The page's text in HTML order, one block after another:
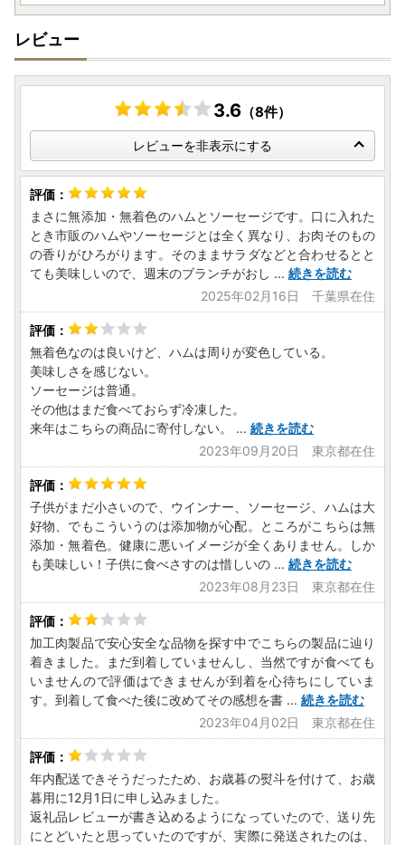
[返礼品に関するお問い合わせ]
TEL : 050-1732-8731
mail: shibetsu@furusato-supports.com
対応時間：平日9時00分～17時15分
[ワンストップ特例制度に関するお問い合わせ]
TE L:050-3108-9315
mail: h.shibetsu@do-furusato.jp
対応時間：平日9時00分～17時15分
レビュー
3.6（8件）
レビューを非表示にする
まさに無添加・無着色のハムとソーセージです。口に入れた
とき市販のハムやソーセージとは全く異なり、お肉そのもの
の香りがひろがります。そのままサラダなどと合わせるとと
ても美味しいので、週末のブランチがおし ... 続きを読む
2025年02月16日 千葉県在住
無着色なのは良いけど、ハムは周りが変色している。
美味しさを感じない。
ソーセージは普通。
その他はまだ食べておらず冷凍した。
来年はこちらの商品に寄付しない。
... 続きを読む
2023年09月20日 東京都在住
子供がまだ小さいので、ウインナー、ソーセージ、ハムは大
好物、でもこういうのは添加物が心配。ところがこちらは無
添加・無着色。健康に悪いイメージが全くありません。しか
も美味しい！子供に食べさすのは惜しいの ... 続きを読む
2023年08月23日 東京都在住
加工肉製品で安心安全な品物を探す中でこちらの製品に辿り
着きました。まだ到着していませんし、当然ですが食べても
いませんので評価はできませんが到着を心待ちにしていま
す。到着して食べた後に改めてその感想を書 ... 続きを読む
2023年04月02日 東京都在住
年内配送できそうだったため、お歳暮の熨斗を付けて、お歳
暮用に12月1日に申し込みました。
返礼品レビューが書き込めるようになっていたので、送り先
にとどいたと思っていたのですが、実際に発送されたのは、